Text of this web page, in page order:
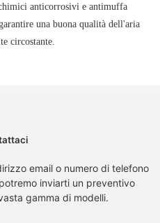
anticorrosivi e antimuffa
una buona qualità dell'aria
circostante.
email o numero di telefono
inviarti un preventivo
gamma di modelli.